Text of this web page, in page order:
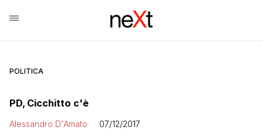
POLITICA
PD, Cicchitto c'è
Alessandro D'Amato 07/12/2017